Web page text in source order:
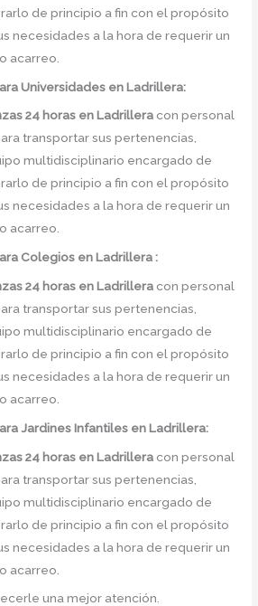
de principio a fin con el propósito
necesidades a la hora de requerir un
acarreo.
Universidades en Ladrillera:
24 horas enLadrillera con personal
transportar sus pertenencias,
multidisciplinario encargado de
de principio a fin con el propósito
necesidades a la hora de requerir un
acarreo.
Colegios en Ladrillera :
24 horas enLadrillera con personal
transportar sus pertenencias,
multidisciplinario encargado de
de principio a fin con el propósito
necesidades a la hora de requerir un
acarreo.
Jardines Infantiles en Ladrillera:
24 horas enLadrillera con personal
transportar sus pertenencias,
multidisciplinario encargado de
de principio a fin con el propósito
necesidades a la hora de requerir un
acarreo.
una mejor atención.